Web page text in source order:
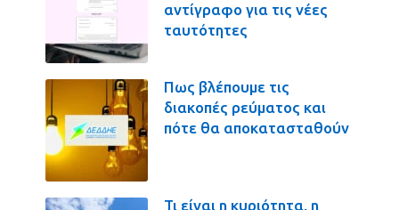
αντίγραφο για τις νέες
ταυτότητες
Πως βλέπουμε τις
διακοπές ρεύματος και
πότε θα αποκατασταθούν
Τι είναι η κυριότητα, η